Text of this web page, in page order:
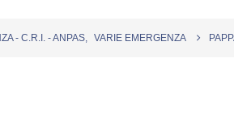
- C.R.I. - ANPAS VARIE EMERGENZA